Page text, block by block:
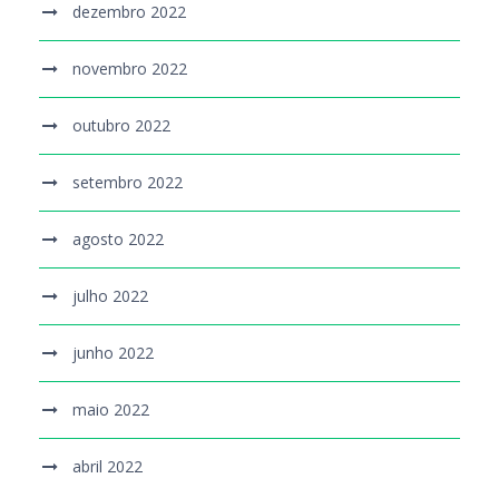
dezembro 2022
novembro 2022
outubro 2022
setembro 2022
agosto 2022
julho 2022
junho 2022
maio 2022
abril 2022